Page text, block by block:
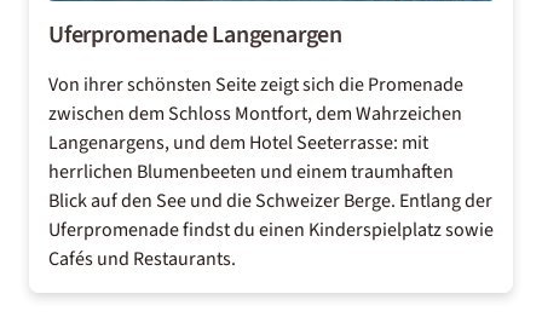
Uferpromenade Langenargen
Von ihrer schönsten Seite zeigt sich die Promenade
zwischen dem Schloss Montfort, dem Wahrzeichen
Langenargens, und dem Hotel Seeterrasse: mit
herrlichen Blumenbeeten und einem traumhaften
Blick auf den See und die Schweizer Berge. Entlang der
Uferpromenade findst du einen Kinderspielplatz sowie
Cafés und Restaurants.